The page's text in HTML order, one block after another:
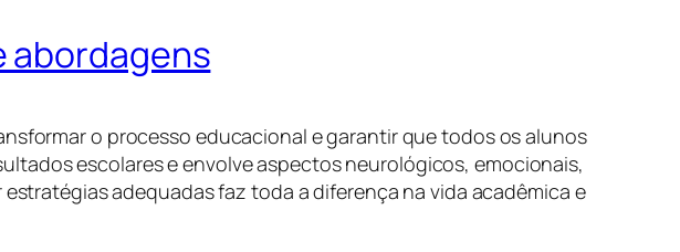
abordagens
o processo educacional e garantir que todos os alunos
escolares e envolve aspectos neurológicos, emocionais,
adequadas faz toda a diferença na vida acadêmica e